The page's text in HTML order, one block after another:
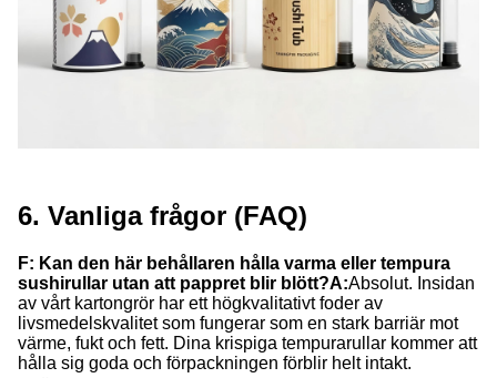
6. Vanliga frågor (FAQ)
F: Kan den här behållaren hålla varma eller tempura
sushirullar utan att pappret blir blött?A:Absolut. Insidan
av vårt kartongrör har ett högkvalitativt foder av
livsmedelskvalitet som fungerar som en stark barriär mot
värme, fukt och fett. Dina krispiga tempurarullar kommer att
hålla sig goda och förpackningen förblir helt intakt.